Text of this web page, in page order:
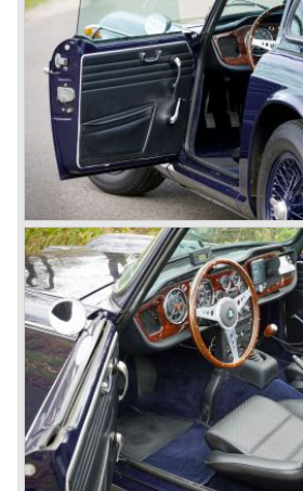
had its own characteristic looks. The
immediate success in Europe and in
The year 1955 saw the introduction
the first production car with factory
front. The TR 2 design was slightly
introduced a new radiator grille.
In the year 1957 the Triumph TR3a
Triumph changed the grille (wider,
of the car). Also the headlamps were
backwards and door handles were
the introduction of the TR 3a the
introduced, the only change was the
capacity of the engine.
Triumph hired the successful Italian
the fifties of the nineteenth century to
family car, the Triumph Herald. In this
directors were fed up with the
behavior of Sir John Black; they
assistant Allick Dick took his place.
convinced that Triumph-Standard
to stay in business during the years
successful negotiations with Leyland
company which resulted in the
Corporation in 1961.